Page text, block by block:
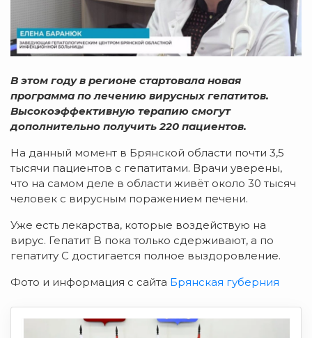
В этом году в регионе стартовала новая
программа по лечению вирусных гепатитов.
Высокоэффективную терапию смогут
дополнительно получить 220 пациентов.
На данный момент в Брянской области почти 3,5
тысячи пациентов с гепатитами. Врачи уверены,
что на самом деле в области живёт около 30 тысяч
человек с вирусным поражением печени.
Уже есть лекарства, которые воздействую на
вирус. Гепатит B пока только сдерживают, а по
гепатиту C достигается полное выздоровление.
Фото и информация с сайта Брянская губерния